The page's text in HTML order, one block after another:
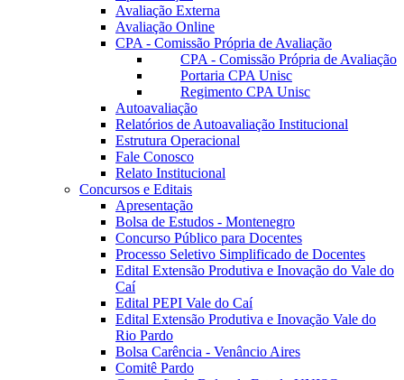
Avaliação Externa
Avaliação Online
CPA - Comissão Própria de Avaliação
CPA - Comissão Própria de Avaliação
Portaria CPA Unisc
Regimento CPA Unisc
Autoavaliação
Relatórios de Autoavaliação Institucional
Estrutura Operacional
Fale Conosco
Relato Institucional
Concursos e Editais
Apresentação
Bolsa de Estudos - Montenegro
Concurso Público para Docentes
Processo Seletivo Simplificado de Docentes
Edital Extensão Produtiva e Inovação do Vale do
Caí
Edital PEPI Vale do Caí
Edital Extensão Produtiva e Inovação Vale do
Rio Pardo
Bolsa Carência - Venâncio Aires
Comitê Pardo